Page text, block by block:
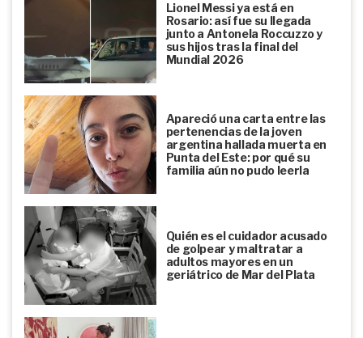
Lionel Messi ya está en
Rosario: así fue su llegada
junto a Antonela Roccuzzo y
sus hijos tras la final del
Mundial 2026
Apareció una carta entre las
pertenencias de la joven
argentina hallada muerta en
Punta del Este: por qué su
familia aún no pudo leerla
Quién es el cuidador acusado
de golpear y maltratar a
adultos mayores en un
geriátrico de Mar del Plata